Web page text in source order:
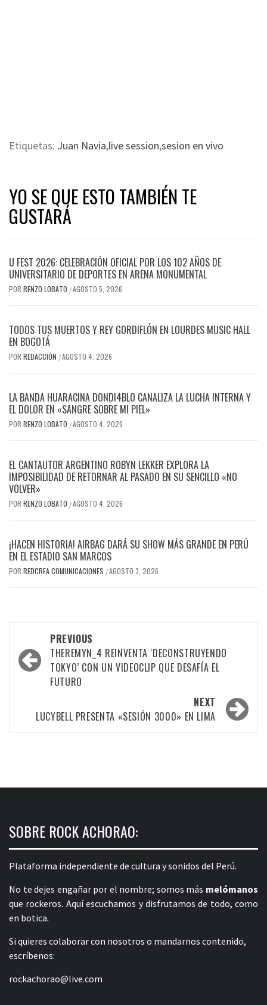
Etiquetas: Juan Navia,live session,sesion en vivo
YO SE QUE ESTO TAMBIÉN TE
GUSTARÁ
U FEST 2026: CELEBRACIÓN OFICIAL POR LOS 102 AÑOS DE
UNIVERSITARIO DE DEPORTES EN ARENA MONUMENTAL
POR RENZO LOBATO /AGOSTO 5, 2026
TODOS TUS MUERTOS Y REY GORDIFLÓN EN LOURDES MUSIC HALL
EN BOGOTÁ
POR REDACCIÓN /AGOSTO 4, 2026
LA BANDA HUARACINA DONDI4BLO CANALIZA LA LUCHA INTERNA Y
EL DOLOR EN «SANGRE SOBRE MI PIEL»
POR RENZO LOBATO /AGOSTO 4, 2026
EL CANTAUTOR ARGENTINO ROBYN LEKKER EXPLORA LA
IMPOSIBILIDAD DE RETORNAR AL PASADO EN SU SENCILLO «NO
VOLVER»
POR RENZO LOBATO /AGOSTO 4, 2026
¡HACEN HISTORIA! AIRBAG DARÁ SU SHOW MÁS GRANDE EN PERÚ
EN EL ESTADIO SAN MARCOS
POR REDCREA COMUNICACIONES /AGOSTO 3, 2026
navigation
PREVIOUS
THEREMYN_4 REINVENTA ‘DECONSTRUYENDO
TOKYO’ CON UN VIDEOCLIP QUE DESAFÍA EL
FUTURO
NEXT
LUCYBELL PRESENTA «SESIÓN 3000» EN LIMA
SOBRE ROCK ACHORAO:
Plataforma independiente de cultura y sonidos del Perú.
No te dejes engañar por el nombre; somos más melómanos
que rockeros. Aquí escuchamos y disfrutamos de todo, como
en botica.
Si quieres colaborar con nosotros o mandarnos contenido,
escríbenos:
rockachorao@live.com